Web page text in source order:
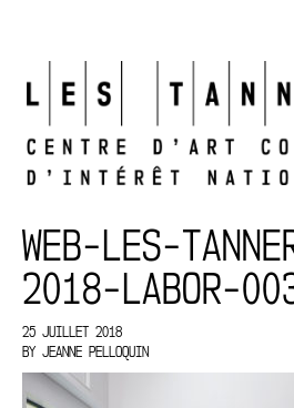
WEB-LES-
2018-LABOR-
25 JUILLET 2018
BY JEANNE PELLOQUIN